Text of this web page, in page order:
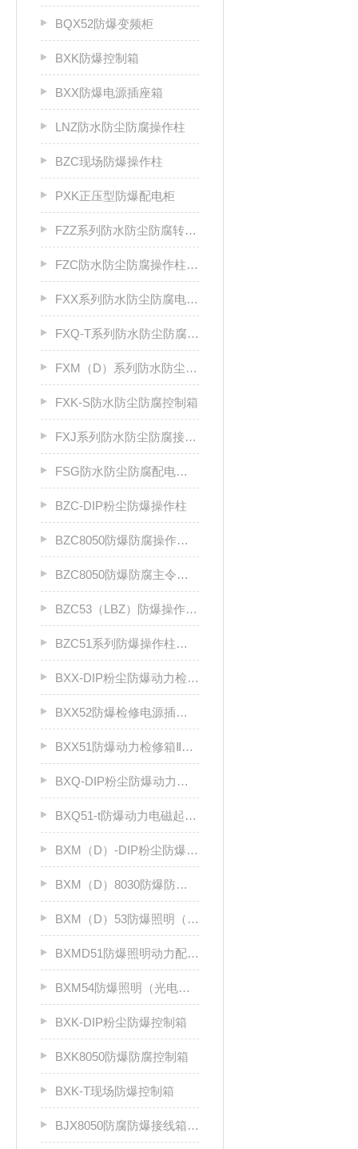
BQX52防爆变频柜
BXK防爆控制箱
BXX防爆电源插座箱
LNZ防水防尘防腐操作柱
BZC现场防爆操作柱
PXK正压型防爆配电柜
FZZ系列防水防尘防腐转换开关
FZC防水防尘防腐操作柱厂家
FXX系列防水防尘防腐电源插座箱
FXQ-T系列防水防尘防腐动力（电磁）起动箱
FXM（D）系列防水防尘防腐照明（动力）配电箱
FXK-S防水防尘防腐控制箱
FXJ系列防水防尘防腐接线箱
FSG防水防尘防腐配电柜厂家
BZC-DIP粉尘防爆操作柱
BZC8050防爆防腐操作柱（ⅡC级）
BZC8050防爆防腐主令控制器
BZC53（LBZ）防爆操作柱llC
BZC51系列防爆操作柱（Ⅱ B）LCZ
BXX-DIP粉尘防爆动力检修箱DIP A20
BXX52防爆检修电源插座箱ⅡB、ⅡC
BXX51防爆动力检修箱ⅡB、ⅡC
BXQ-DIP粉尘防爆动力（电磁）起动箱
BXQ51-t防爆动力电磁起动箱
BXM（D）-DIP粉尘防爆照明（动力）配电箱
BXM（D）8030防爆防腐照明动力配电箱（Ⅱ C）
BXM（D）53防爆照明（动力）配电箱ⅡC
BXMD51防爆照明动力配电箱
BXM54防爆照明（光电效应）配电箱
BXK-DIP粉尘防爆控制箱
BXK8050防爆防腐控制箱
BXK-T现场防爆控制箱
BJX8050防腐防爆接线箱厂家